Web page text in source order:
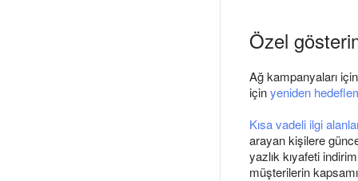
Özel
Ağ kampanyaları
içinyeniden
Kısa vadeli ilgi
arayan kişilere
yazlık kıyafeti
müşterilerin